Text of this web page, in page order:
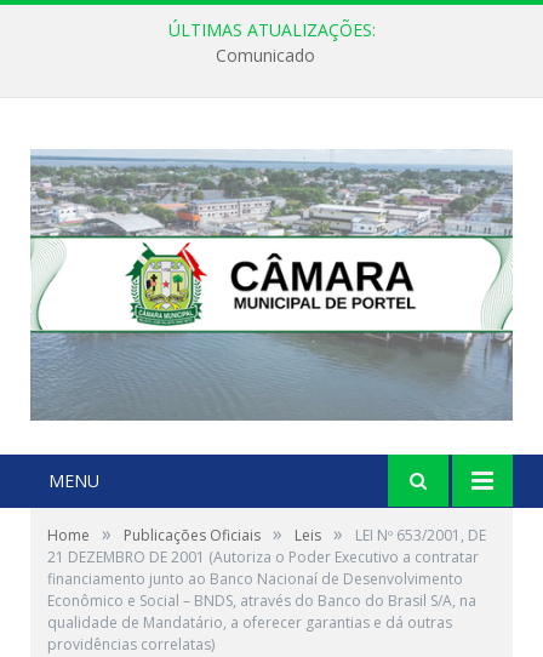
ÚLTIMAS ATUALIZAÇÕES:
Comunicado
MENU
Home » Publicações Oficiais » Leis »
LEI Nº 653/2001, DE
21 DEZEMBRO DE 2001 (Autoriza o Poder Executivo a contratar
financiamento junto ao Banco Nacionaí de Desenvolvimento
Econômico e Social – BNDS, através do Banco do Brasil S/A, na
qualidade de Mandatário, a oferecer garantias e dá outras
providências correlatas)